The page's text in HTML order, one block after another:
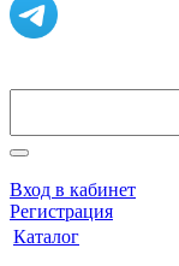
Вход в кабинет
Регистрация
Каталог